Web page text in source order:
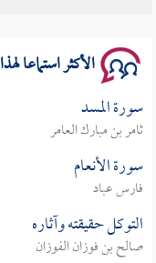
الأكثر استماعا
سورة المسد
ثامر بن مبارك العامر
سورة الأنعام
فارس عباد
التوكل حقيقته وآثاره
صالح بن فوزان الفوزان